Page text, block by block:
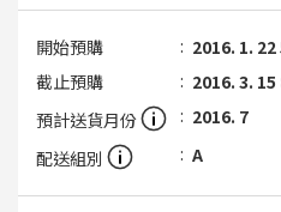
開始預購
2016. 1.
截止預購
2016. 3.
預計送貨月份
2016. 7
配送組別
A